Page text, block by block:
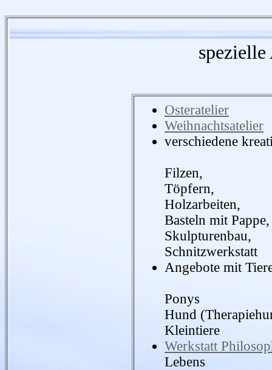
Osteratelier
Weihnachtsatelier
verschiedene
Filzen,
Töpfern,
Holzarbeiten,
Basteln mit
Skulpturenbau,
Schnitzwerkstatt
Angebote mit
Ponys
Hund
Kleintiere
Werkstatt
Lebens